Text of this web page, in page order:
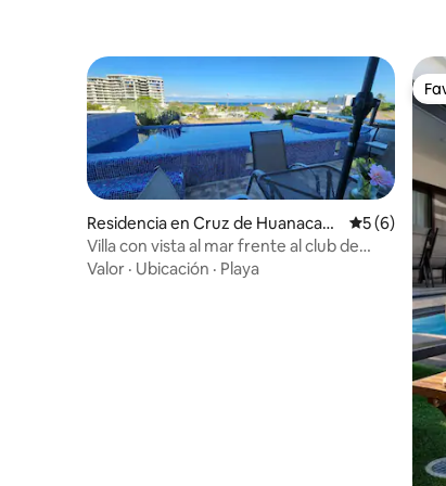
Residencia en Cruz de Huanacaxtl
e
Calificación
5 (6)
Villa con vista al mar frente al club de
playa
Valor · Ubicación · Playa